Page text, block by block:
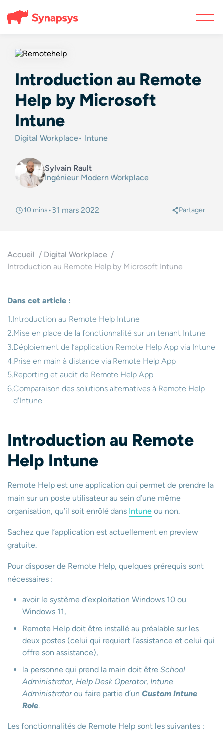
Introduction au Remote
Help by Microsoft
Intune
Digital Workplace Intune
Sylvain Rault
Ingénieur Modern Workplace
10 mins•31 mars 2022 Partager
Accueil
Digital Workplace
Introduction au Remote Help by Microsoft Intune
Dans cet article :
Introduction au Remote Help Intune
Mise en place de la fonctionnalité sur un tenant Intune
Déploiement de l’application Remote Help App via Intune
Prise en main à distance via Remote Help App
Reporting et audit de Remote Help App
Comparaison des solutions alternatives à Remote Help
d'Intune
Introduction au Remote
Help Intune
Remote Help est une application qui permet de prendre la
main sur un poste utilisateur au sein d’une même
organisation, qu’il soit enrôlé dans Intune ou non.
Sachez que l’application est actuellement en preview
gratuite.
Pour disposer de Remote Help, quelques prérequis sont
nécessaires :
avoir le système d’exploitation Windows 10 ou
Windows 11,
Remote Help doit être installé au préalable sur les
deux postes (celui qui requiert l’assistance et celui qui
offre son assistance),
la personne qui prend la main doit être School
Administrator, Help Desk Operator, Intune
Administratorou faire partie d’un Custom Intune
Role.
Les fonctionnalités de Remote Help sont les suivantes :